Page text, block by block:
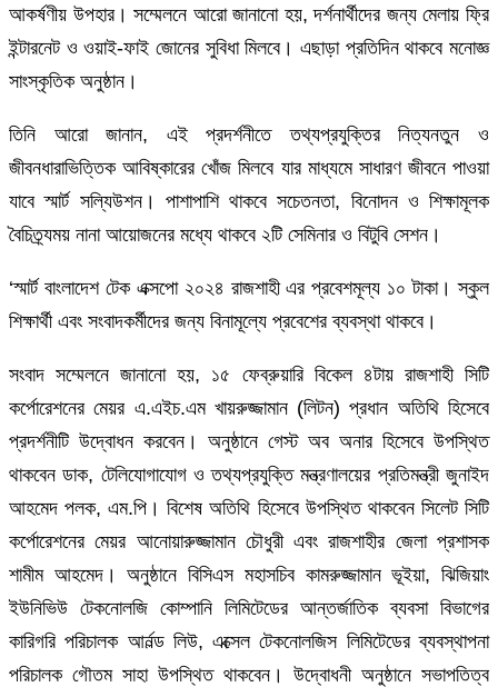
আকর্ষণীয় উপহার। সম্মেলনে আরো জানানো হয়, দর্শনার্থীদের জন্য মেলায় ফ্রি
ইন্টারনেট ও ওয়াই-ফাই জোনের সুবিধা মিলবে। এছাড়া প্রতিদিন থাকবে মনোজ্ঞ
সাংস্কৃতিক অনুষ্ঠান।
তিনি আরো জানান, এই প্রদর্শনীতে তথ্যপ্রযুক্তির নিত্যনতুন ও
জীবনধারাভিত্তিক আবিষ্কারের খোঁজ মিলবে যার মাধ্যমে সাধারণ জীবনে পাওয়া
যাবে স্মার্ট সল্যিউশন। পাশাপাশি থাকবে সচেতনতা, বিনোদন ও শিক্ষামূলক
বৈচিত্র্যময় নানা আয়োজনের মধ্যে থাকবে ২টি সেমিনার ও বিটুবি সেশন।
‘স্মার্ট বাংলাদেশ টেক এক্সপো ২০২৪ রাজশাহী এর প্রবেশমূল্য ১০ টাকা। স্কুল
শিক্ষার্থী এবং সংবাদকর্মীদের জন্য বিনামূল্যে প্রবেশের ব্যবস্থা থাকবে।
সংবাদ সম্মেলনে জানানো হয়, ১৫ ফেব্রুয়ারি বিকেল ৪টায় রাজশাহী সিটি
কর্পোরেশনের মেয়র এ.এইচ.এম খায়রুজ্জামান (লিটন) প্রধান অতিথি হিসেবে
প্রদর্শনীটি উদ্বোধন করবেন। অনুষ্ঠানে গেস্ট অব অনার হিসেবে উপস্থিত
থাকবেন ডাক, টেলিযোগাযোগ ও তথ্যপ্রযুক্তি মন্ত্রণালয়ের প্রতিমন্ত্রী জুনাইদ
আহমেদ পলক, এম.পি। বিশেষ অতিথি হিসেবে উপস্থিত থাকবেন সিলেট সিটি
কর্পোরেশনের মেয়র আনোয়ারুজ্জামান চৌধুরী এবং রাজশাহীর জেলা প্রশাসক
শামীম আহমেদ। অনুষ্ঠানে বিসিএস মহাসচিব কামরুজ্জামান ভূইয়া, ঝিজিয়াং
ইউনিভিউ টেকনোলজি কোম্পানি লিমিটেডের আন্তর্জাতিক ব্যবসা বিভাগের
কারিগরি পরিচালক আর্নল্ড লিউ, এক্সেল টেকনোলজিস লিমিটেডের ব্যবস্থাপনা
পরিচালক গৌতম সাহা উপস্থিত থাকবেন। উদ্বোধনী অনুষ্ঠানে সভাপতিত্ব